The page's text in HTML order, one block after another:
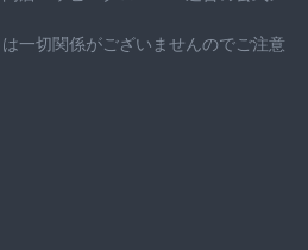
一切関係がございませんのでご注意